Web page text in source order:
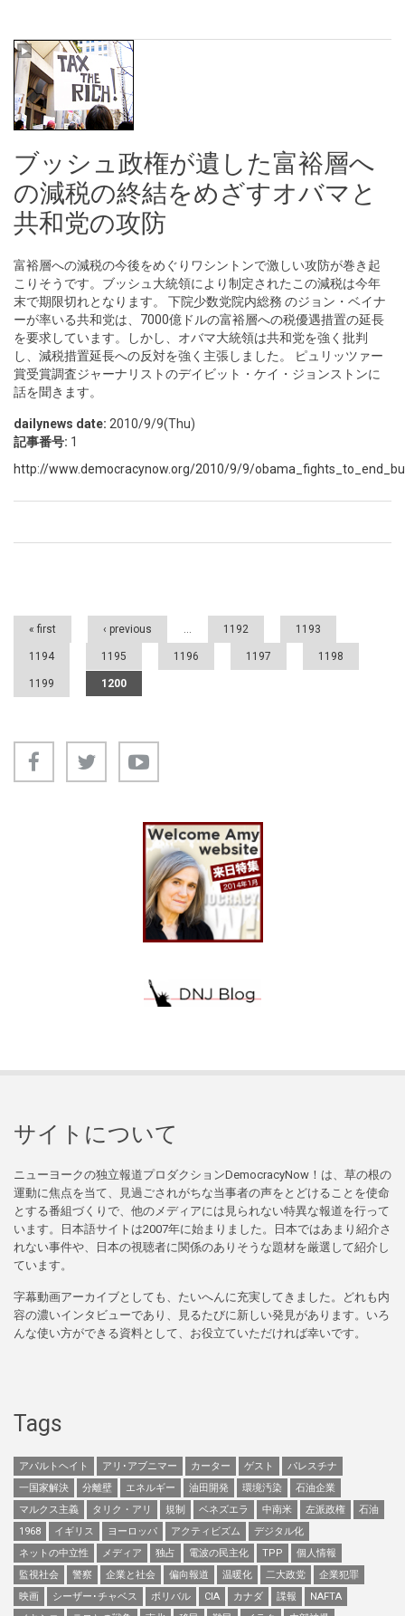
ブッシュ政権が遺した富裕層へ
の減税の終結をめざすオバマと
共和党の攻防
富裕層への減税の今後をめぐりワシントンで激しい攻防が巻き起
こりそうです。ブッシュ大統領により制定されたこの減税は今年
末で期限切れとなります。 下院少数党院内総務 のジョン・ベイナ
ーが率いる共和党は、7000億ドルの富裕層への税優遇措置の延長
を要求しています。しかし、オバマ大統領は共和党を強く批判
し、減税措置延長への反対を強く主張しました。 ピュリッツァー
賞受賞調査ジャーナリストのデイビット・ケイ・ジョンストンに
話を聞きます。
dailynews date: 2010/9/9(Thu)
記事番号: 1
http://www.democracynow.org/2010/9/9/
« first ‹ previous … 1192 1193
1194 1195 1196 1197 1198
1199 1200
サイトについて
ニューヨークの独立報道プロダクションDemocracyNow！は、草の根の
運動に焦点を当て、見過ごされがちな当事者の声をとどけることを使命
とする番組づくりで、他のメディアには見られない特異な報道を行って
います。日本語サイトは2007年に始まりました。日本ではあまり紹介さ
れない事件や、日本の視聴者に関係のありそうな題材を厳選して紹介し
ています。
字幕動画アーカイブとしても、たいへんに充実してきました。どれも内
容の濃いインタビューであり、見るたびに新しい発見があります。いろ
んな使い方ができる資料として、お役立ていただければ幸いです。
Tags
アパルトヘイト アリ･アブニマー カーター ゲスト
パレスチナ
一国家解決
分離壁 エネルギー 油田開発 環境汚染
石油企業
マルクス主義
タリク・アリ 規制 ベネズエラ 中南米 左派政権
石油
1968
イギリス ヨーロッパ アクティビズム
デジタル化
ネットの中立性
メディア 独占 電波の民主化 TPP
個人情報
監視社会
警察 企業と社会 偏向報道 温暖化 二大政党
企業犯罪
映画
シーザー･チャベス ボリバル CIA カナダ 諜報
NAFTA